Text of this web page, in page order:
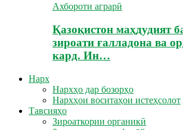
Ахбороти аграрӣ
Қазоқистон маҳдудият
зироати ғалладона ва
кард. Ин…
Нарх
Нархҳо дар бозорҳо
Нархҳои воситаҳои истеҳсолот
Тавсияҳо
Зироаткории органикӣ